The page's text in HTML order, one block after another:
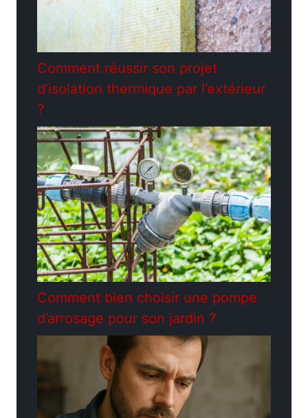
Comment réussir son projet
d’isolation thermique par l’extérieur
?
Comment bien choisir une pompe
d’arrosage pour son jardin ?